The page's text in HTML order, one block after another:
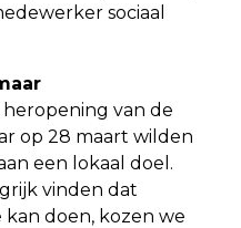
sociaal
van de
op 28 maart wilden
een lokaal doel.
vinden dat
doen, kozen we